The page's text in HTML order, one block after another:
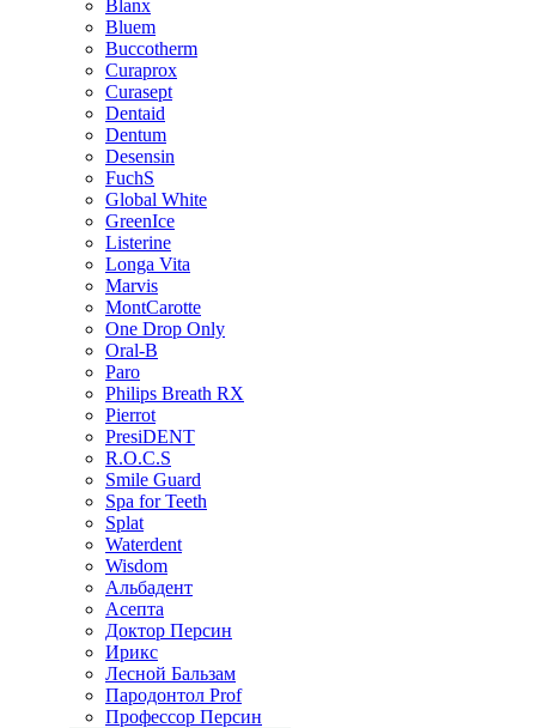
Blanx
Bluem
Buccotherm
Curaprox
Curasept
Dentaid
Dentum
Desensin
FuchS
Global White
GreenIce
Listerine
Longa Vita
Marvis
MontCarotte
One Drop Only
Oral-B
Paro
Philips Breath RX
Pierrot
PresiDENT
R.O.C.S
Smile Guard
Spa for Teeth
Splat
Waterdent
Wisdom
Альбадент
Асепта
Доктор Персин
Ирикс
Лесной Бальзам
Пародонтол Prof
Профессор Персин